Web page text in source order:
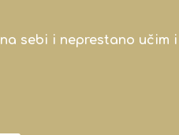
sebi i neprestano učim i